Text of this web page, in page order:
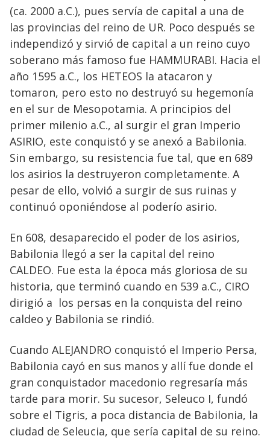
(ca. 2000 a.C.), pues servía de capital a una de
las provincias del reino de UR. Poco después se
independizó y sirvió de capital a un reino cuyo
soberano más famoso fue HAMMURABI. Hacia el
año 1595 a.C., los HETEOS la atacaron y
tomaron, pero esto no destruyó su hegemonía
en el sur de Mesopotamia. A principios del
primer milenio a.C., al surgir el gran Imperio
ASIRIO, este conquistó y se anexó a Babilonia.
Sin embargo, su resistencia fue tal, que en 689
los asirios la destruyeron completamente. A
pesar de ello, volvió a surgir de sus ruinas y
continuó oponiéndose al poderío asirio.
En 608, desaparecido el poder de los asirios,
Babilonia llegó a ser la capital del reino
CALDEO. Fue esta la época más gloriosa de su
historia, que terminó cuando en 539 a.C., CIRO
dirigió a los persas en la conquista del reino
caldeo y Babilonia se rindió.
Cuando ALEJANDRO conquistó el Imperio Persa,
Babilonia cayó en sus manos y allí fue donde el
gran conquistador macedonio regresaría más
tarde para morir. Su sucesor, Seleuco I, fundó
sobre el Tigris, a poca distancia de Babilonia, la
ciudad de Seleucia, que sería capital de su reino.